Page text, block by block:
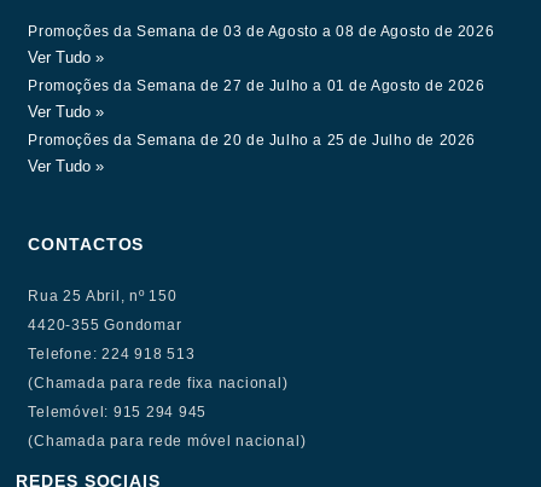
Promoções da Semana de 03 de Agosto a 08 de Agosto de 2026
Ver Tudo »
Promoções da Semana de 27 de Julho a 01 de Agosto de 2026
Ver Tudo »
Promoções da Semana de 20 de Julho a 25 de Julho de 2026
Ver Tudo »
CONTACTOS
Rua 25 Abril, nº 150
4420-355 Gondomar
Telefone: 224 918 513
(Chamada para rede fixa nacional)
Telemóvel: 915 294 945
(Chamada para rede móvel nacional)
REDES SOCIAIS